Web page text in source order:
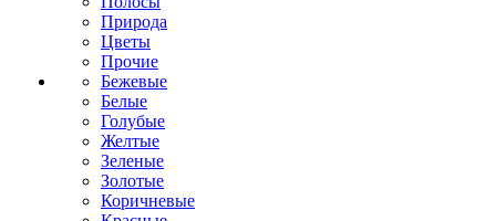
Природа
Цветы
Прочие
Бежевые
Белые
Голубые
Желтые
Зеленые
Золотые
Коричневые